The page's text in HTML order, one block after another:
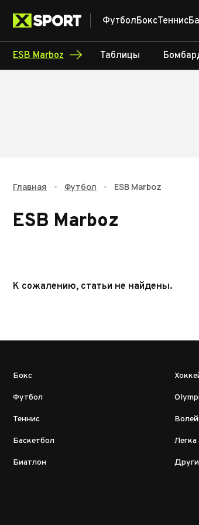
ФутболБоксТеннис
ESB Marboz Таблицы
Главная • Футбол • ESB Marboz
ESB Marboz
К сожалению, статьи не найдены.
Бокс
Футбол
Теннис
Баскетбол
Биатлон
Легка